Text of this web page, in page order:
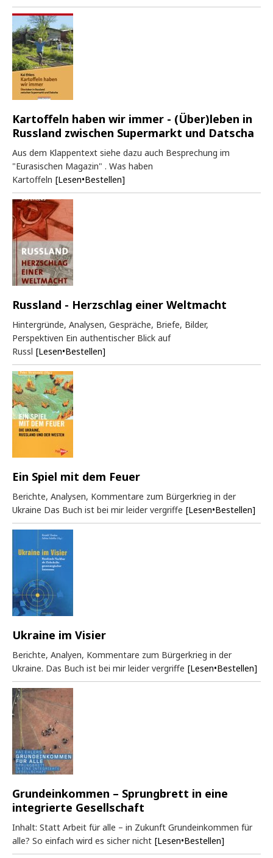
Kartoffeln haben wir immer - (Über)leben in
Russland zwischen Supermarkt und Datscha
Aus dem Klappentext siehe dazu auch Besprechung im
"Eurasischen Magazin" . Was haben
Kartoffeln [Lesen•Bestellen]
Russland - Herzschlag einer Weltmacht
Hintergründe, Analysen, Gespräche, Briefe, Bilder,
Perspektiven Ein authentischer Blick auf
Russl [Lesen•Bestellen]
Ein Spiel mit dem Feuer
Berichte, Analysen, Kommentare zum Bürgerkrieg in der
Ukraine Das Buch ist bei mir leider vergriffe [Lesen•Bestellen]
Ukraine im Visier
Berichte, Analyen, Kommentare zum Bürgerkrieg in der
Ukraine. Das Buch ist bei mir leider vergriffe [Lesen•Bestellen]
Grundeinkommen – Sprungbrett in eine
integrierte Gesellschaft
Inhalt: Statt Arbeit für alle – in Zukunft Grundeinkommen für
alle? So einfach wird es sicher nicht [Lesen•Bestellen]